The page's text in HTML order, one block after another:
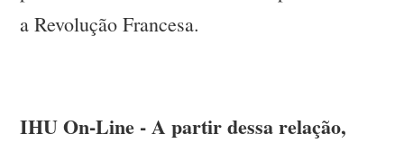
a Revolução Francesa.
IHU On-Line - A partir dessa relação,